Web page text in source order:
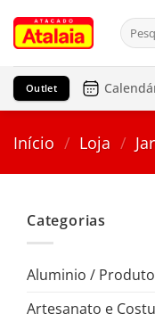
para
conteúdo
por:
Outlet
Início / Loja /
Categorias
Aluminio /
Artesanato e